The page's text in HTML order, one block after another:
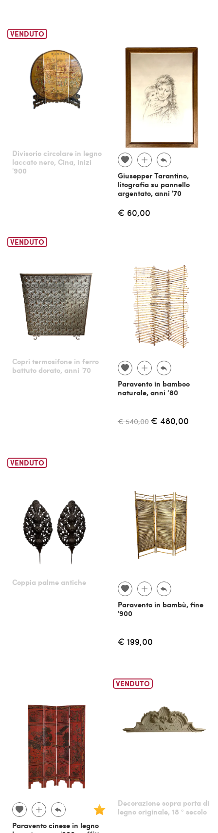
VENDUTO
Divisorio circolare in legno
laccato nero, Cina, inizi
'900
Giusepper Tarantino,
litografia su pannello
argentato, anni '70
€ 60,00
VENDUTO
Copri termosifone in ferro
battuto dorato, anni '70
Paravento in bamboo
naturale, anni ‘80
€ 540,00 € 480,00
VENDUTO
Coppia palme antiche
Paravento in bambù, fine
'900
€ 199,00
Paravento cinese in legno
VENDUTO
Decorazione sopra porta di
legno originale, 18 ° secolo